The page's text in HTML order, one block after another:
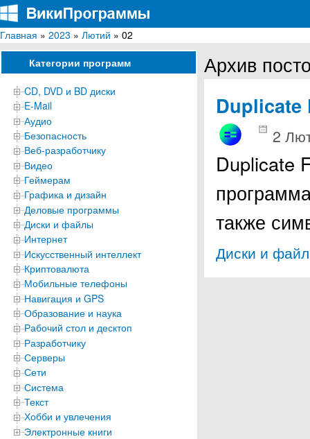
ВикиПрограммы
Энциклопедия бесплатных компьютерных программ для Windows
Главная » 2023 » Лютий » 02
Категории программ
CD, DVD и BD диски
E-Mail
Аудио
Безопасность
Веб-разработчику
Видео
Геймерам
Графика и дизайн
Деловые программы
Диски и файлы
Интернет
Искусственный интеллект
Криптовалюта
Мобильные телефоны
Навигация и GPS
Образование и наука
Рабочий стол и десктоп
Разработчику
Серверы
Сети
Система
Текст
Хобби и увлечения
Электронные книги
Архив
Duplicate
2
Duplicate
также
Диски и